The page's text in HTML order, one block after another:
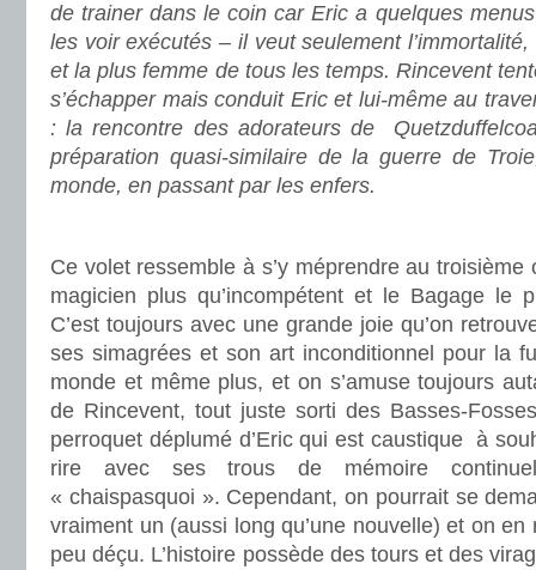
de trainer dans le coin car Eric a quelques
les voir exécutés – il veut seulement
et la plus femme de tous les temps. Rincevent
s’échapper mais conduit Eric et lui-même au
: la rencontre des adorateurs de
préparation quasi-similaire de la guerre de
monde, en passant par les enfers.
Ce volet ressemble à s’y méprendre au
magicien plus qu’incompétent et le Bagage le
C’est toujours avec une grande joie qu’on
ses simagrées et son art inconditionnel pour la
monde et même plus, et on s’amuse toujours
de Rincevent, tout juste sorti des Basses-
perroquet déplumé d’Eric qui est caustique à
rire avec ses trous de mémoire
« chaispasquoi ». Cependant, on pourrait se
vraiment un (aussi long qu’une nouvelle) et on
peu déçu. L’histoire possède des tours et des